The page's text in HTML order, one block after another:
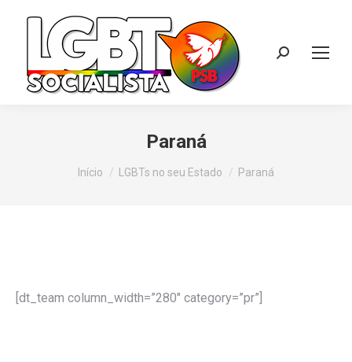
Search:
Paraná
Você está aqui:
Início LGBTs no seu Estado Paraná
[dt_team column_width=”280″ category=”pr”]